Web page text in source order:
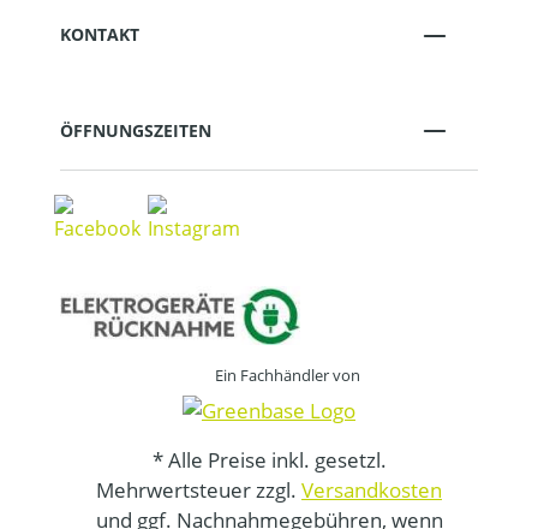
KONTAKT
ÖFFNUNGSZEITEN
Ein Fachhändler von
* Alle Preise inkl. gesetzl.
Mehrwertsteuer zzgl. Versandkosten
und ggf. Nachnahmegebühren, wenn